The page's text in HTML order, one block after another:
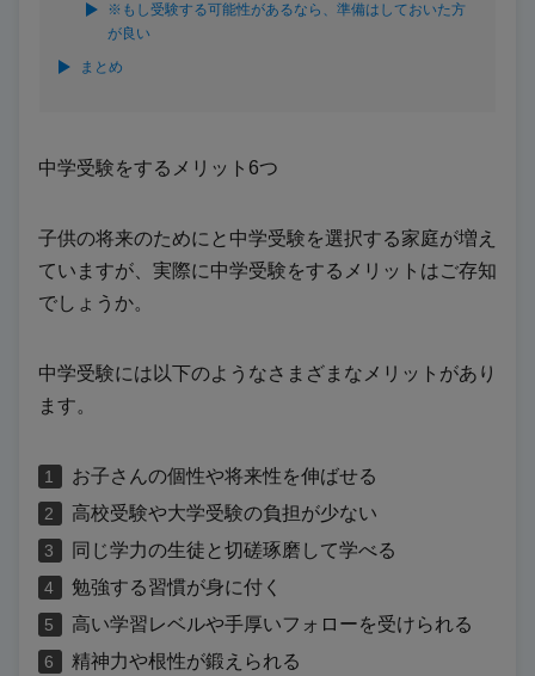
※もし受験する可能性があるなら、準備はしておいた方
が良い
まとめ
中学受験をするメリット6つ
子供の将来のためにと中学受験を選択する家庭が増え
ていますが、実際に中学受験をするメリットはご存知
でしょうか。
中学受験には以下のようなさまざまなメリットがあり
ます。
お子さんの個性や将来性を伸ばせる
高校受験や大学受験の負担が少ない
同じ学力の生徒と切磋琢磨して学べる
勉強する習慣が身に付く
高い学習レベルや手厚いフォローを受けられる
精神力や根性が鍛えられる